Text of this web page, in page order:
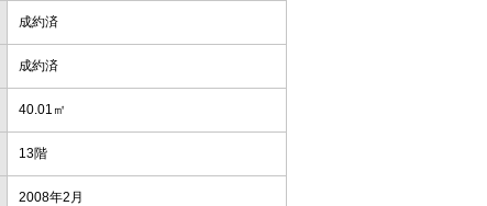
成約済
成約済
40.01㎡
13階
2008年2月